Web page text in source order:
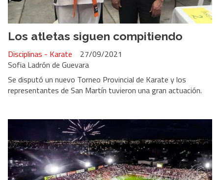
Los atletas siguen compitiendo
Sofia Ladrón de Guevara
Disciplinas - Karate 27/09/2021
Se disputó un nuevo Torneo Provincial de Karate y los
representantes de San Martín tuvieron una gran actuación.